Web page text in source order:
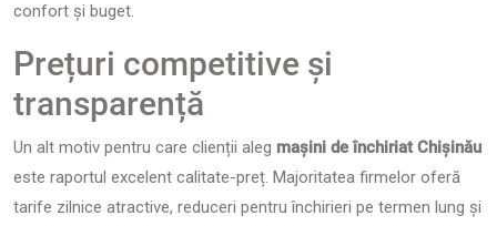
confort și buget.
Prețuri competitive și
transparență
Un alt motiv pentru care clienții aleg mașini de închiriat Chișinău
este raportul excelent calitate-preț. Majoritatea firmelor oferă
tarife zilnice atractive, reduceri pentru închirieri pe termen lung și